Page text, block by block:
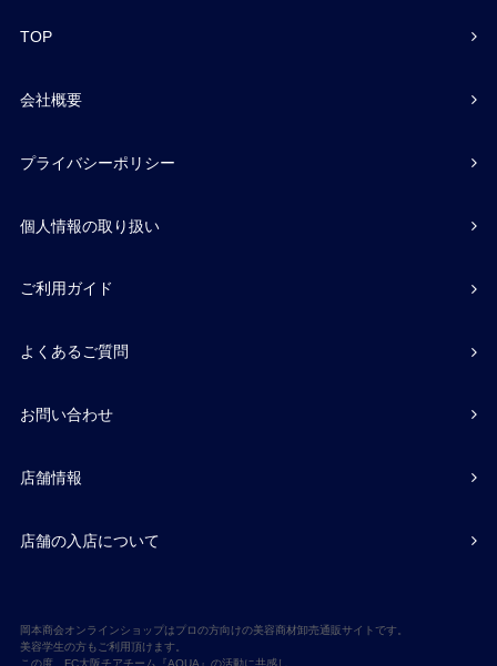
TOP
会社概要
プライバシーポリシー
個人情報の取り扱い
ご利用ガイド
よくあるご質問
お問い合わせ
店舗情報
店舗の入店について
岡本商会オンラインショップはプロの方向けの美容商材卸売通販サイトです。
美容学生の方もご利用頂けます。